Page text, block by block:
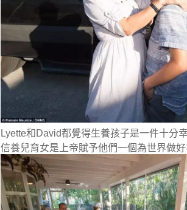
Lyette和David都覺得生養孩子是一件十分
信養兒育女是上帝賦予他們一個為世界做